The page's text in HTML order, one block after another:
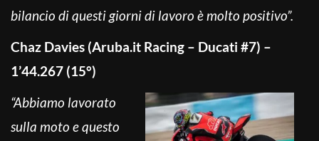
bilancio di questi giorni di lavoro è molto positivo”.
Chaz Davies (Aruba.it Racing – Ducati #7) –
1’44.267 (15°)
“Abbiamo lavorato
sulla moto e questo